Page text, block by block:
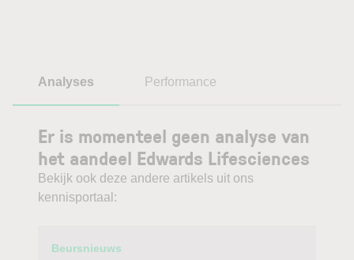
Analyses Performance
Er is momenteel geen analyse van
het aandeel Edwards Lifesciences
Bekijk ook deze andere artikels uit ons
kennisportaal:
Category
Beursnieuws